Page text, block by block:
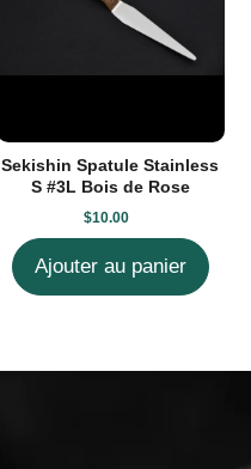
Sekishin Spatule Stainless
S #3L Bois de Rose
$10.00
Ajouter au panier